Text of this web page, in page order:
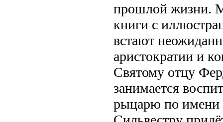
прошлой жизни.
книги с
встают
аристократии и
Святому отцу
занимается
рыцарю по имени